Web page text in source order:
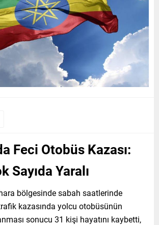
Feci Otobüs Kazası:
Sayıda Yaralı
bölgesinde sabah saatlerinde
kazasında yolcu otobüsünün
sonucu 31 kişi hayatını kaybetti,